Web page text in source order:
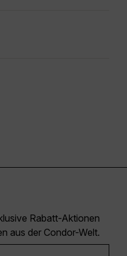
Rabatt-Aktionen
aus der Condor-Welt.